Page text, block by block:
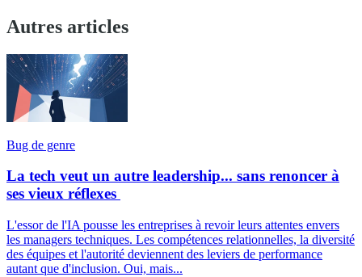
Autres articles
Bug de genre
La tech veut un autre leadership... sans renoncer à
ses vieux réflexes
L'essor de l'IA pousse les entreprises à revoir leurs attentes envers
les managers techniques. Les compétences relationnelles, la diversité
des équipes et l'autorité deviennent des leviers de performance
autant que d'inclusion. Oui, mais...